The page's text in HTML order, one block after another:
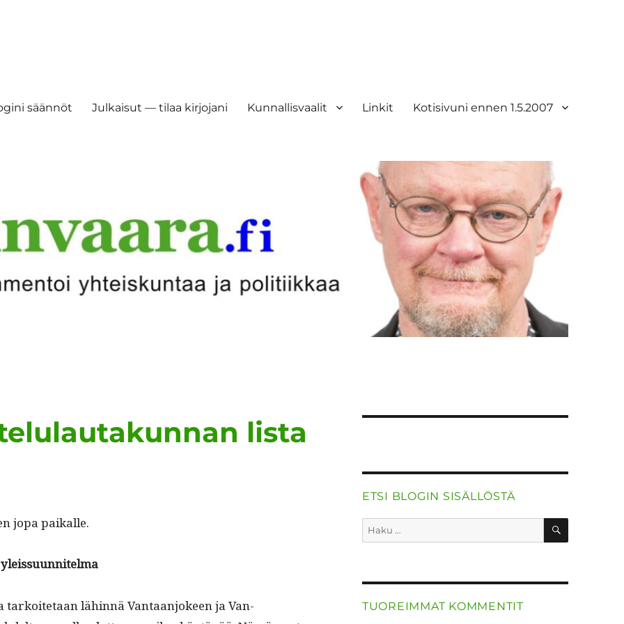
säännöt Julkaisut — tilaa kirjojani Kunnallisvaalit Linkit Kotisivuni ennen 1.5.2007
lista
jopa paikalle.
tarkoite­taan lähin­nä Van­taan­jo­keen ja Van­
ETSI BLOGIN SISÄLLÖSTÄ
Etsi: HAKU
TUOREIMMAT KOMMENTIT